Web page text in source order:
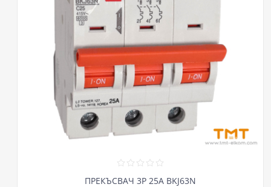
ПРЕКЪСВАЧ 3P 25А BKJ63N